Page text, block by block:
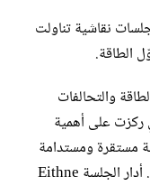
نقاشية تناولت
الطاقة.
والتحالفات
ركزت على أهمية
مستقرة ومستدامة
في ظل التحولات العالمية المتسارعة. أدار الجلسة Eithne